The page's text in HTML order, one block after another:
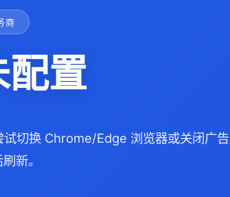
商
配置
切换 Chrome/Edge 浏览器或关闭广告
新。